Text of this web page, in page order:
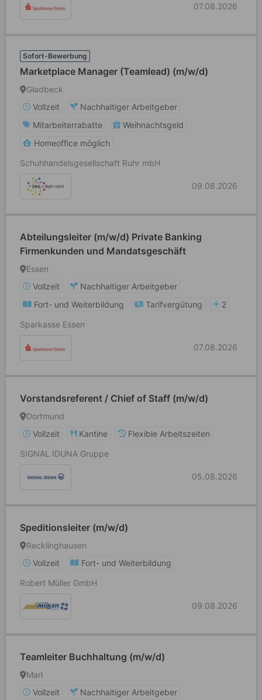
07.08.2026
Sofort-Bewerbung
Marketplace Manager (Teamlead) (m/w/d)
Gladbeck
Vollzeit
Nachhaltiger Arbeitgeber
Mitarbeiterrabatte
Weihnachtsgeld
Homeoffice möglich
Schuhhandelsgesellschaft Ruhr mbH
09.08.2026
Abteilungsleiter (m/w/d) Private Banking
Firmenkunden und Mandatsgeschäft
Essen
Vollzeit
Nachhaltiger Arbeitgeber
Fort- und Weiterbildung
Tarifvergütung
2
Sparkasse Essen
07.08.2026
Vorstandsreferent / Chief of Staff (m/w/d)
Dortmund
Vollzeit
Kantine
Flexible Arbeitszeiten
SIGNAL IDUNA Gruppe
05.08.2026
Speditionsleiter (m/w/d)
Recklinghausen
Vollzeit
Fort- und Weiterbildung
Robert Müller GmbH
09.08.2026
Teamleiter Buchhaltung (m/w/d)
Marl
Vollzeit
Nachhaltiger Arbeitgeber